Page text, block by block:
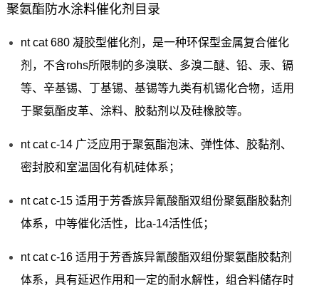
聚氨酯防水涂料催化剂目录
nt cat 680 凝胶型催化剂，是一种环保型金属复合催化
剂，不含rohs所限制的多溴联、多溴二醚、铅、汞、镉
等、辛基锡、丁基锡、基锡等九类有机锡化合物，适用
于聚氨酯皮革、涂料、胶黏剂以及硅橡胶等。
nt cat c-14 广泛应用于聚氨酯泡沫、弹性体、胶黏剂、
密封胶和室温固化有机硅体系；
nt cat c-15 适用于芳香族异氰酸酯双组份聚氨酯胶黏剂
体系，中等催化活性，比a-14活性低；
nt cat c-16 适用于芳香族异氰酸酯双组份聚氨酯胶黏剂
体系，具有延迟作用和一定的耐水解性，组合料储存时